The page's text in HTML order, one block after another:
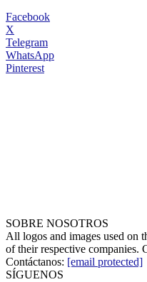
Facebook
X
Telegram
WhatsApp
Pinterest
SOBRE NOSOTROS
All logos and images used on
of their respective companies.
Contáctanos: [email protected]
SÍGUENOS